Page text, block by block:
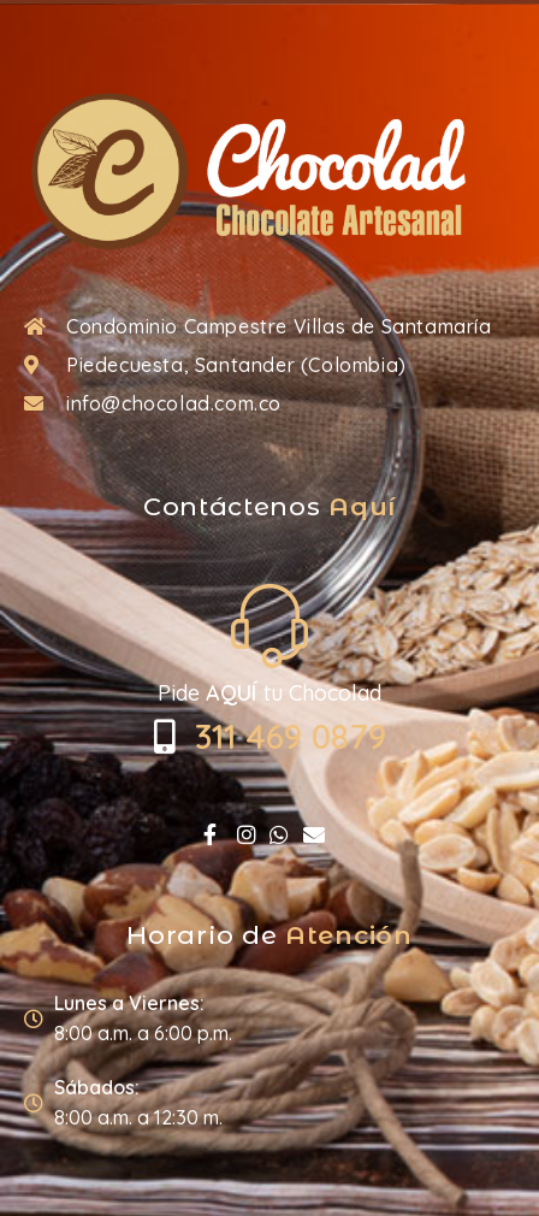
Condominio Campestre Villas de Santamaría
Piedecuesta, Santander (Colombia)
info@chocolad.com.co
ContáctenosAquí
Pide AQUÍ tu Chocolad
311 469 0879
Horario deAtención
Lunes a Viernes:
8:00 a.m. a 6:00 p.m.
Sábados:
8:00 a.m. a 12:30 m.